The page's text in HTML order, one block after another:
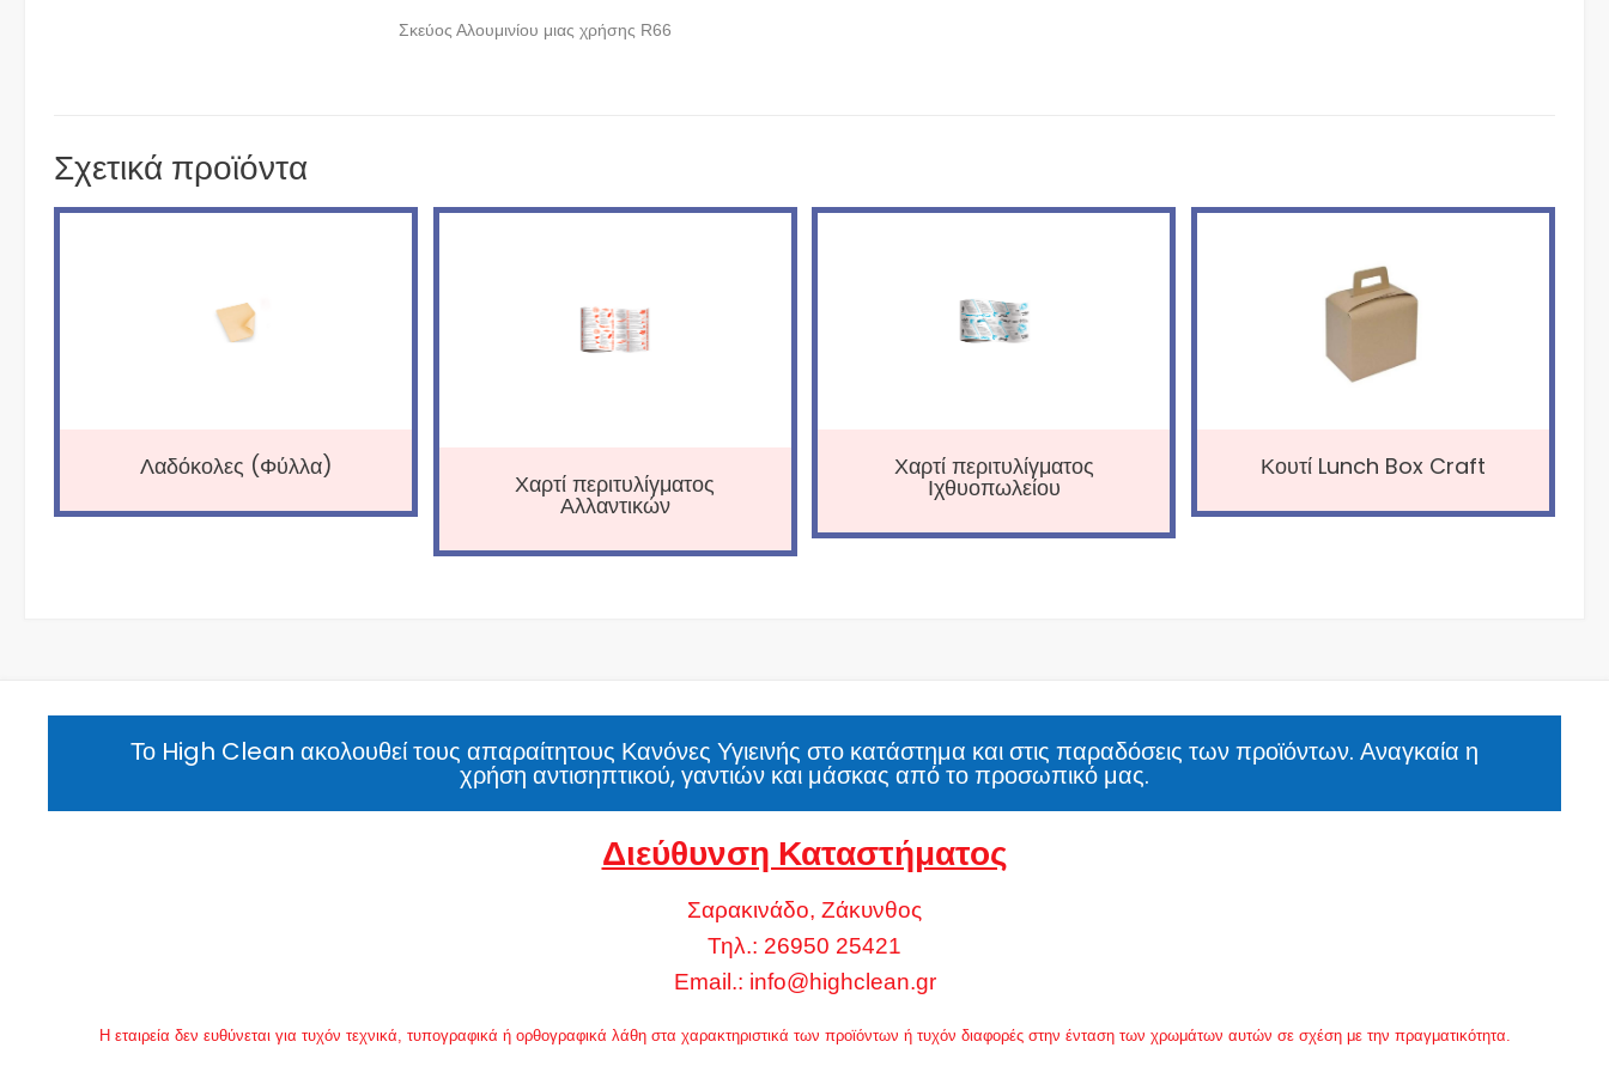
Σκεύος Αλουμινίου μιας χρήσης R66
Σχετικά προϊόντα
Λαδόκολες (Φύλλα)
Χαρτί περιτυλίγματος
Αλλαντικών
Χαρτί περιτυλίγματος
Ιχθυοπωλείου
Κουτί Lunch Box Craft
Το High Clean ακολουθεί τους απαραίτητους Κανόνες Υγιεινής στο κατάστημα και στις παραδόσεις των προϊόντων. Αναγκαία η
χρήση αντισηπτικού, γαντιών και μάσκας από το προσωπικό μας.
Διεύθυνση Καταστήματος
Σαρακινάδο, Ζάκυνθος
Τηλ.: 26950 25421
Email.: info@highclean.gr
Η εταιρεία δεν ευθύνεται για τυχόν τεχνικά, τυπογραφικά ή ορθογραφικά λάθη στα χαρακτηριστικά των προϊόντων ή τυχόν διαφορές στην ένταση των χρωμάτων αυτών σε σχέση με την πραγματικότητα.